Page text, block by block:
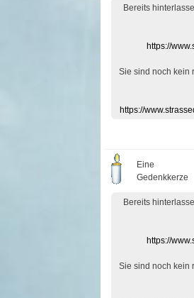
Bereits
https://
Sie sind noch kein
https://
Eine
Gedenkkerze
Bereits
https://
Sie sind noch kein